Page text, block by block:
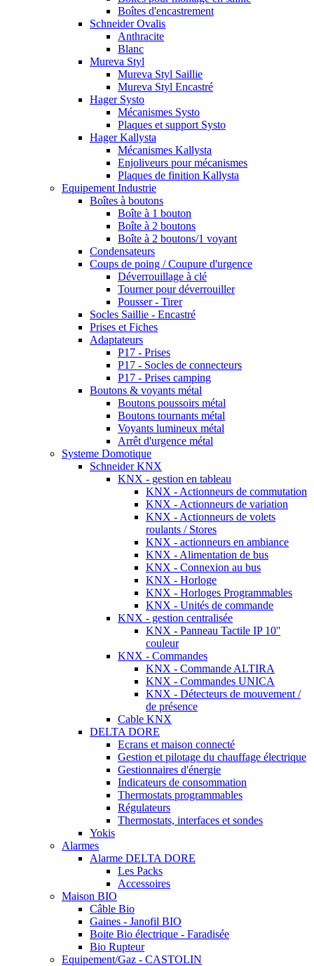
Boîtes d'encastrement
Schneider Ovalis
Anthracite
Blanc
Mureva Styl
Mureva Styl Saillie
Mureva Styl Encastré
Hager Systo
Mécanismes Systo
Plaques et support Systo
Hager Kallysta
Mécanismes Kallysta
Enjoliveurs pour mécanismes
Plaques de finition Kallysta
Equipement Industrie
Boîtes à boutons
Boîte à 1 bouton
Boîte à 2 boutons
Boîte à 2 boutons/1 voyant
Condensateurs
Coups de poing / Coupure d'urgence
Déverrouillage à clé
Tourner pour déverrouiller
Pousser - Tirer
Socles Saillie - Encastré
Prises et Fiches
Adaptateurs
P17 - Prises
P17 - Socles de connecteurs
P17 - Prises camping
Boutons & voyants métal
Boutons poussoirs métal
Boutons tournants métal
Voyants lumineux métal
Arrêt d'urgence métal
Systeme Domotique
Schneider KNX
KNX - gestion en tableau
KNX - Actionneurs de commutation
KNX - Actionneurs de variation
KNX - Actionneurs de volets
roulants / Stores
KNX - actionneurs en ambiance
KNX - Alimentation de bus
KNX - Connexion au bus
KNX - Horloge
KNX - Horloges Programmables
KNX - Unités de commande
KNX - gestion centralisée
KNX - Panneau Tactile IP 10''
couleur
KNX - Commandes
KNX - Commande ALTIRA
KNX - Commandes UNICA
KNX - Détecteurs de mouvement /
de présence
Cable KNX
DELTA DORE
Ecrans et maison connecté
Gestion et pilotage du chauffage électrique
Gestionnaires d'énergie
Indicateurs de consommation
Thermostats programmables
Régulateurs
Thermostats, interfaces et sondes
Yokis
Alarmes
Alarme DELTA DORE
Les Packs
Accessoires
Maison BIO
Câble Bio
Gaines - Janofil BIO
Boite Bio électrique - Faradisée
Bio Rupteur
Equipement/Gaz - CASTOLIN